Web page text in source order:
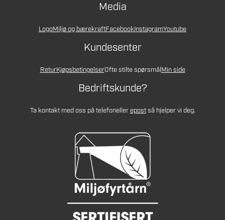
Media
LogoMiljø og bærekraftFacebookInstagramYoutube
Kundesenter
ReturKjøpsbetingelserOfte stilte spørsmålMin side
Bedriftskunde?
Ta kontakt med oss på telefonellerepostså hjelper vi deg.